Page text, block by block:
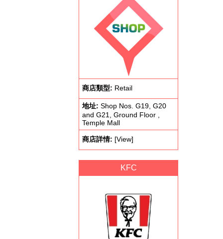
商店類型: Retail
地址: Shop Nos. G19, G20
and G21, Ground Floor ,
Temple Mall
商店詳情: [View]
KFC